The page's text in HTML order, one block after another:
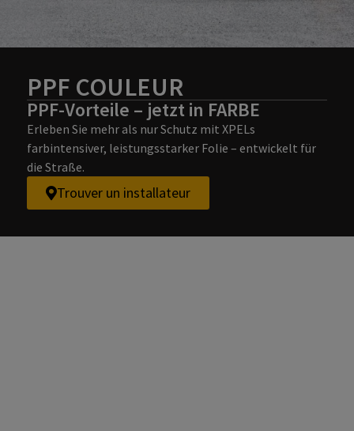
PPF COULEUR
PPF-Vorteile – jetzt in FARBE
Erleben Sie mehr als nur Schutz mit XPELs
farbintensiver, leistungsstarker Folie – entwickelt für
die Straße.
Trouver un installateur